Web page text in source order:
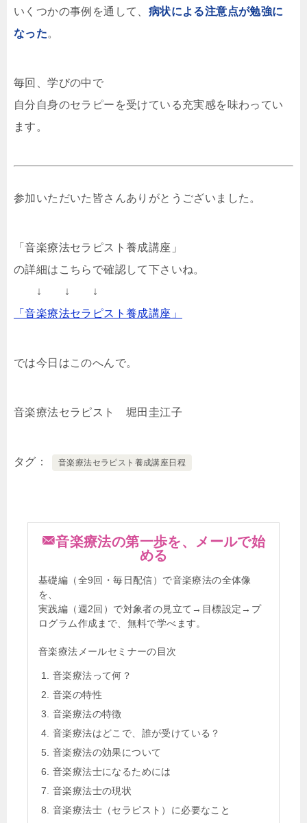
いくつかの事例を通して、 病状による注意点が勉強に
なった。
毎回、学びの中で
自分自身のセラピーを受けている充実感を味わってい
ます。
参加いただいた皆さんありがとうございました。
「音楽療法セラピスト養成講座」
の詳細はこちらで確認して下さいね。
↓ ↓ ↓
「音楽療法セラピスト養成講座」
では今日はこのへんで。
音楽療法セラピスト 堀田圭江子
タグ 音楽療法セラピスト養成講座日程
音楽療法の第一歩を、メールで始
める
基礎編（全9回・毎日配信）で音楽療法の全体像
を、
実践編（週2回）で対象者の見立て→目標設定→プ
ログラム作成まで、無料で学べます。
音楽療法メールセミナーの目次
音楽療法って何？
音楽の特性
音楽療法の特徴
音楽療法はどこで、誰が受けている？
音楽療法の効果について
音楽療法士になるためには
音楽療法士の現状
音楽療法士（セラピスト）に必要なこと